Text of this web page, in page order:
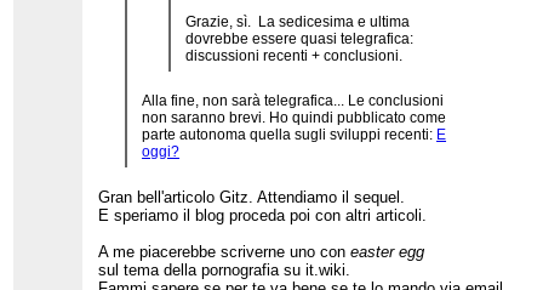
Grazie, sì. La sedicesima e ultima
dovrebbe essere quasi telegrafica:
discussioni recenti + conclusioni.
Alla fine, non sarà telegrafica... Le conclusioni
non saranno brevi. Ho quindi pubblicato come
parte autonoma quella sugli sviluppi recenti: E
oggi?
Gran bell'articolo Gitz. Attendiamo il sequel.
E speriamo il blog proceda poi con altri articoli.
A me piacerebbe scriverne uno coneaster egg
sul tema della pornografia su it.wiki.